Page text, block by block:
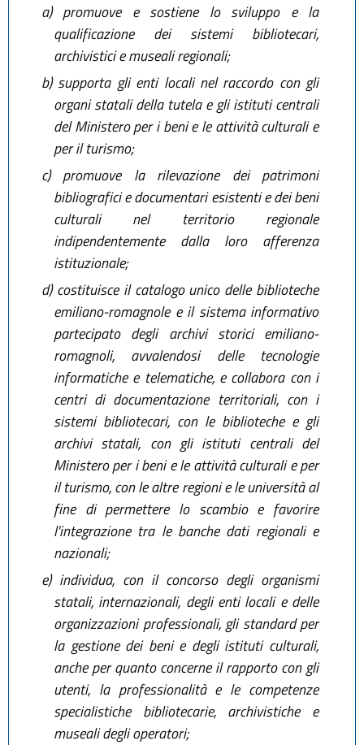
a)promuove e sostiene lo sviluppo e la
qualificazione dei sistemi bibliotecari,
archivistici e museali regionali;
b)supporta gli enti locali nel raccordo con gli
organi statali della tutela e gli istituti centrali
del Ministero per i beni e le attività culturali e
per il turismo;
c)promuove la rilevazione dei patrimoni
bibliografici e documentari esistenti e dei beni
culturali nel territorio regionale
indipendentemente dalla loro afferenza
istituzionale;
d)costituisce il catalogo unico delle biblioteche
emiliano-romagnole e il sistema informativo
partecipato degli archivi storici emiliano-
romagnoli, avvalendosi delle tecnologie
informatiche e telematiche, e collabora con i
centri di documentazione territoriali, con i
sistemi bibliotecari, con le biblioteche e gli
archivi statali, con gli istituti centrali del
Ministero per i beni e le attività culturali e per
il turismo, con le altre regioni e le università al
fine di permettere lo scambio e favorire
l'integrazione tra le banche dati regionali e
nazionali;
e)individua, con il concorso degli organismi
statali, internazionali, degli enti locali e delle
organizzazioni professionali, gli standard per
la gestione dei beni e degli istituti culturali,
anche per quanto concerne il rapporto con gli
utenti, la professionalità e le competenze
specialistiche bibliotecarie, archivistiche e
museali degli operatori;